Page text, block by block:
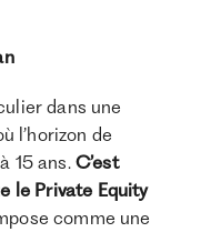
dans une
l’horizon de
15 ans.C’est
le Private Equity
comme une